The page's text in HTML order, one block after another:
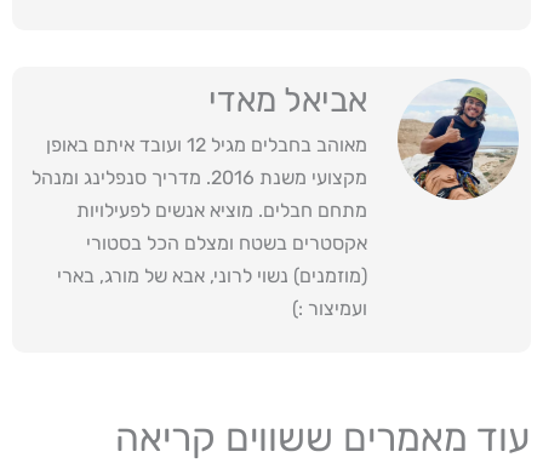
אביאל מאדי
מאוהב בחבלים מגיל 12 ועובד איתם באופן
מקצועי משנת 2016. מדריך סנפלינג ומנהל
מתחם חבלים. מוציא אנשים לפעילויות
אקסטרים בשטח ומצלם הכל בסטורי
(מוזמנים) נשוי לרוני, אבא של מורג, בארי
ועמיצור :)
עוד מאמרים ששווים קריאה